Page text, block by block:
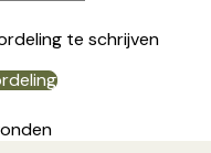
te schrijven